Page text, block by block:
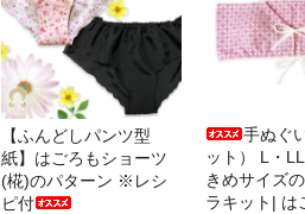
【ふんどしパンツ型
紙】はごろもショーツ
(椛)のパターン ※レシ
ピ付
手ぬぐ
ット） L・
きめサイズ
ラキット| は